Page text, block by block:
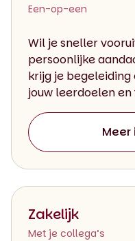
Een-op-een
Wil je sneller
persoonlijke
krijg je
jouw leerdoelen
Zakelijk
Met je collega’s